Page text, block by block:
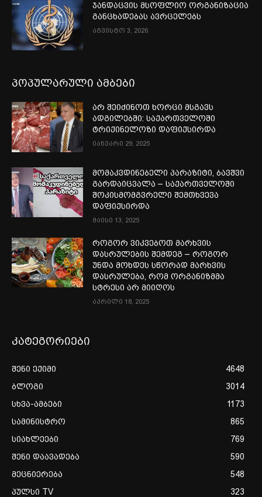
ჯანდაცვის მსოფლიო ორგანიზაცია
განცხადებას ავრცელებს
აგვისტო 3, 2026
პოპულარული ამბები
არ შეიძინოთ ხორცი მსგავს
ადგილებში: საქართველოში
ტრიქინელოზი დაფიქსირდა
იანვარი 29, 2025
მომაკვდინებელი პარაზიტი, ბავშვი
გარდაიცვალა – საქართველოში
შოკისმომგვრელი შემთხვევა
დაფიქსირდა
მაისი 13, 2025
როგორ ვიკვებოთ მარხვის
დასრულების შემდეგ – როგორ
უნდა მოხდეს სწორად მარხვის
დასრულება, რომ ორგანიზმმა
სტრესი არ მიიღოს
აპრილი 18, 2025
კატეგორიები
შენი ექიმი
4648
ბლოგი
3014
სხვა-ამბები
1173
სამინისტრო
865
სიახლეები
769
შენი დაავადება
590
მეცნიერება
548
პულსი TV
323